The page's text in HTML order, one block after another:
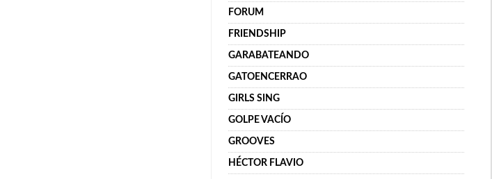
FORUM
FRIENDSHIP
GARABATEANDO
GATOENCERRAO
GIRLS SING
GOLPE VACÍO
GROOVES
HÉCTOR FLAVIO